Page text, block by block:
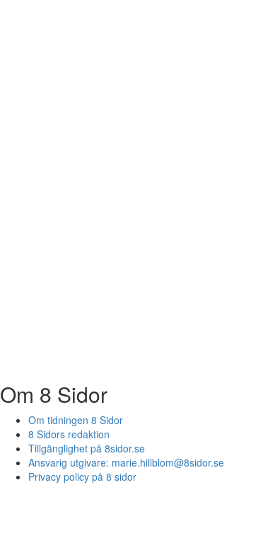
Om 8 Sidor
Om tidningen 8 Sidor
8 Sidors redaktion
Tillgänglighet på 8sidor.se
Ansvarig utgivare: marie.hillblom@8sidor.se
Privacy policy på 8 sidor